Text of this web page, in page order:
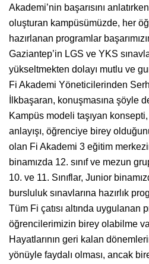
Akademi’nin başarısını
oluşturan kampüsümüzde, her
hazırlanan programlar
Gaziantep’in LGS ve YKS
yükseltmekten dolayı mutlu ve
Fi Akademi Yöneticilerinden
İlkbaşaran, konuşmasına şöyle
Kampüs modeli taşıyan
anlayışı, öğrenciye birey
olan Fi Akademi 3 eğitim
binamızda 12. sınıf ve mezun
10. ve 11. Sınıflar, Junior
bursluluk sınavlarına hazırlık
Tüm Fi çatısı altında uygulanan
öğrencilerimizin birey olabilme
Hayatlarının geri kalan
yönüyle faydalı olması, ancak